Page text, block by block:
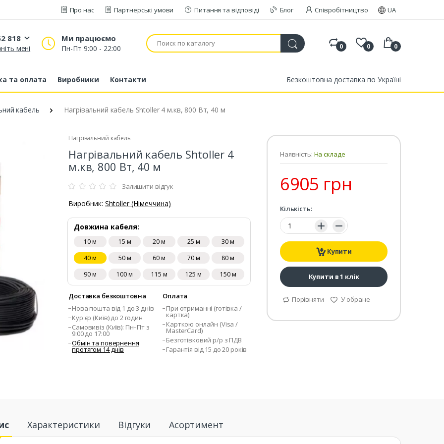
Про нас Партнерські умови Питання та відповіді Блог Співробітництво UA
818
52 818
63 881
мені
Ми працюємо
Пн-Пт 9:00 - 22:00 0 0 0
та оплата Виробники Контакти Безкоштовна доставка по Україні
кабель Нагрівальний кабель Shtoller 4 м.кв, 800 Вт, 40 м
Нагрівальний кабель
Нагрівальний кабель Shtoller 4
м.кв, 800 Вт, 40 м
Залишити відгук
Виробник:Shtoller (Німеччина)
Довжина кабеля:
10 м 15 м 20 м 25 м
30 м
40 м
50 м 60 м 70 м
80 м
90 м
100 м 115 м 125 м 150 м
Доставка безкоштовна
Нова пошта від 1 до 3 днів
Кур'єр (Київ) до 2 годин
Самовивіз (Київ): Пн–Пт з
9:00 до 17:00
Обмін та повернення
протягом 14 днів
Оплата
При отриманні (готівка /
картка)
Карткою онлайн (Visa /
MasterCard)
Безготівковий р/р з ПДВ
Гарантія від 15 до 20 років
Наявність: На складе
6905 грн
Кількість:
Кількість:
Купити
Купити в 1 клік
Порівняти У обране
Характеристики Відгуки Асортимент